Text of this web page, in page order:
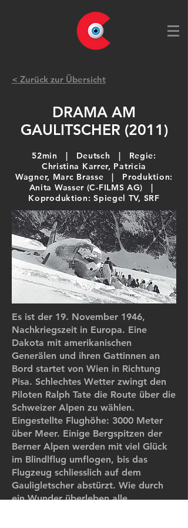
< Zurück zur Übersicht
DRAMA AM
GAULITSCHER (2011)
52min | Deutsch | Regie:
Christina Karrer, Patricia
Wagner, Marc Brasse| Produktion:
Anita Wasser (C-FILMS AG) |
Koproduktion: Spiegel TV, SRF
Es ist der 19. November 1946,
Nachkriegszeit in Europa. Eine
Dakota mit amerikanischen
Generälen und ihren Gattinnen an
Bord startet von Wien in Richtung
Pisa. Schlechtes Wetter zwingt den
Piloten Ralph Tate die Route über die
Schweizer Alpen zu wählen.
Eingestellte Flughöhe: 3000 Meter
über Meer. Einige Bergspitzen der
Berner Alpen werden mit viel Glück
im Blindlflug umflogen, bis das
Flugzeug schliesslich auf dem
Gauligletscher abstürzt. Wie durch
ein Wunder überleben alle